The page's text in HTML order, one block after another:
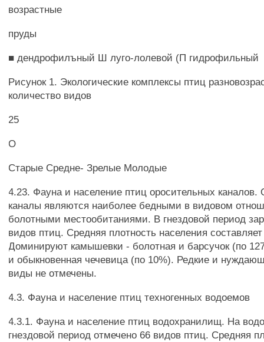
возрастные
пруды
■ дендрофилъный Ш луго-лолевой (П гидрофильный
Рисунок 1. Экологические комплексы птиц
количество видов
25
О
Старые Средне- Зрелые Молодые
4.23. Фауна и население птиц оросительных каналов.
каналы являются наиболее бедными в видовом
болотными местообитаниями. В гнездовой период
видов птиц. Средняя плотность населения
Доминируют камышевки - болотная и барсучок (по
и обыкновенная чечевица (по 10%). Редкие и
виды не отмечены.
4.3. Фауна и население птиц техногенных водоемов
4.3.1. Фауна и население птиц водохранилищ. На
гнездовой период отмечено 66 видов птиц. Средняя